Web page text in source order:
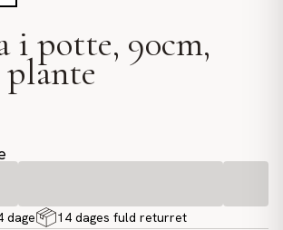
i potte, 90cm,
dage 14 dages fuld returret